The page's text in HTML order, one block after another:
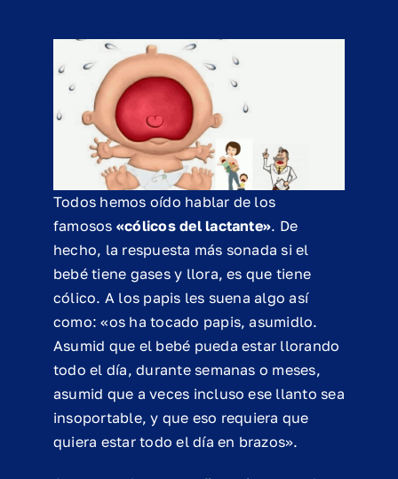
Todos hemos oído hablar de los
famosos «cólicos del lactante». De
hecho, la respuesta más sonada si el
bebé tiene gases y llora, es que tiene
cólico. A los papis les suena algo así
como: «os ha tocado papis, asumidlo.
Asumid que el bebé pueda estar llorando
todo el día, durante semanas o meses,
asumid que a veces incluso ese llanto sea
insoportable, y que eso requiera que
quiera estar todo el día en brazos».